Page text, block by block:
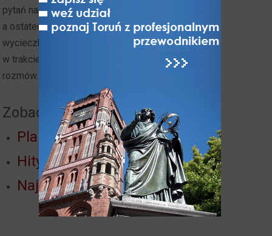
pytań naszych gości,
a ostateczny kształt
wycieczki rozwija się
w trakcie unikalnych
rozmów.
Zobacz też:
Planetarium
Hity Torunia
Najbliższe okolice Torunia